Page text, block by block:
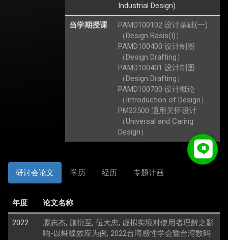
Industrial Design)
当学期授课
PAMD100102 设计基础(一)
（Design Basis(I)）
PAMD100400 设计制图
（Design Drafting）
PAMD100401 设计制图
（Design Drafting）
PAMD100700 设计概论
（Introduction of Design）
PM32500 通用关怀设计
（Universal and Caring
Design）
研讨会论文 学历 经历 专题计画
年度 论文名称
2022
廖志杰, 施衍至, 伍大忠, 虚拟实境对使用者理解之影
响-以蝴蝶效应为例, 2022台湾感性学会暨台湾数码